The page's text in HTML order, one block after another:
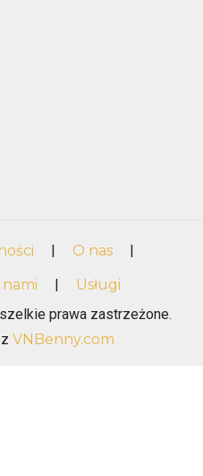
| O nas
|
|
Usługi
prawa zastrzeżone.
VNBenny.com